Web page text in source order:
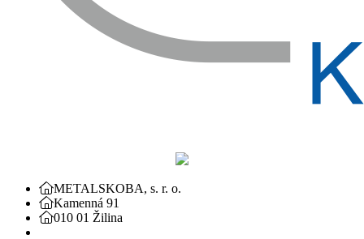
METALSKOBA, s. r. o.
Kamenná 91
010 01 Žilina